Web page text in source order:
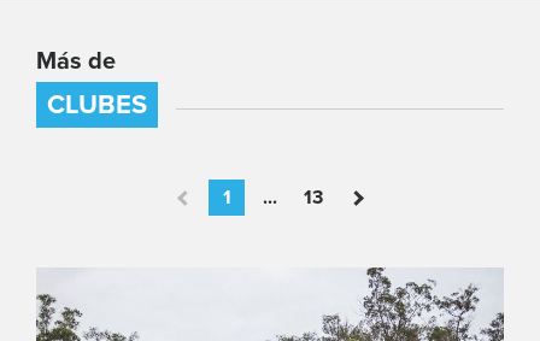
Más de
CLUBES
1 ... 13